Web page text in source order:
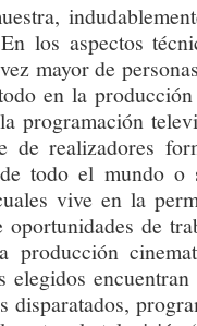
los aspectos
mayor de
en la
programación
de realizadores
todo el mundo o
vive en la
de
producción
elegidos
disparatados,